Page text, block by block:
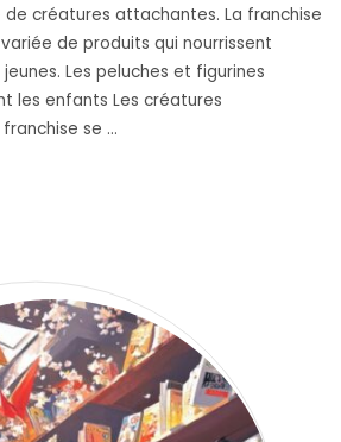
créatures attachantes. La franchise
de produits qui nourrissent
Les peluches et figurines
les enfants Les créatures
se …